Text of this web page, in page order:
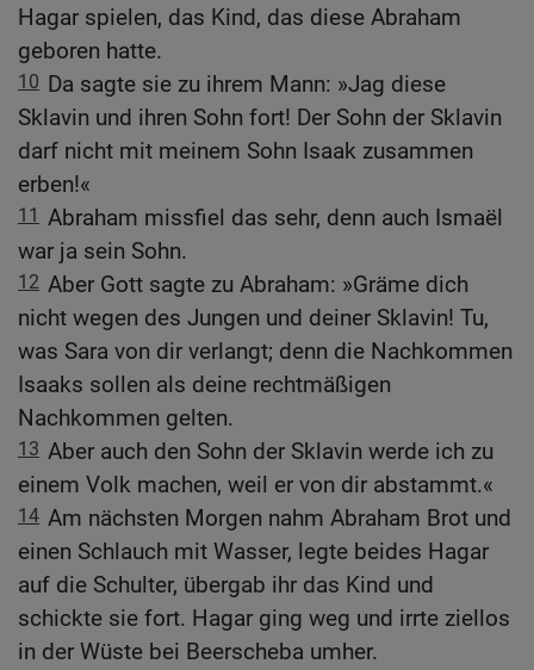
Hagar spielen, das Kind, das diese Abraham
geboren hatte.
10 Da sagte sie zu ihrem Mann: »Jag diese
Sklavin und ihren Sohn fort! Der Sohn der Sklavin
darf nicht mit meinem Sohn Isaak zusammen
erben!«
11 Abraham missfiel das sehr, denn auch Ismaël
war ja sein Sohn.
12 Aber Gott sagte zu Abraham: »Gräme dich
nicht wegen des Jungen und deiner Sklavin! Tu,
was Sara von dir verlangt; denn die Nachkommen
Isaaks sollen als deine rechtmäßigen
Nachkommen gelten.
13 Aber auch den Sohn der Sklavin werde ich zu
einem Volk machen, weil er von dir abstammt.«
14 Am nächsten Morgen nahm Abraham Brot und
einen Schlauch mit Wasser, legte beides Hagar
auf die Schulter, übergab ihr das Kind und
schickte sie fort. Hagar ging weg und irrte ziellos
in der Wüste bei Beerscheba umher.